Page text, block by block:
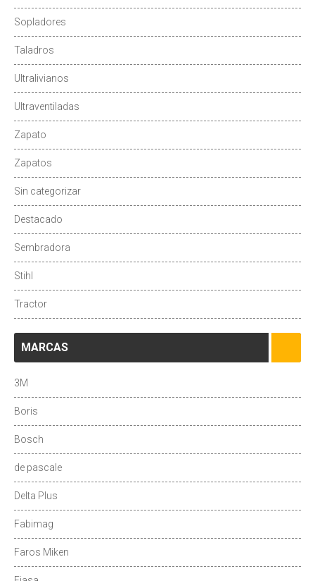
Sopladores
Taladros
Ultralivianos
Ultraventiladas
Zapato
Zapatos
Sin categorizar
Destacado
Sembradora
Stihl
Tractor
MARCAS
3M
Boris
Bosch
de pascale
Delta Plus
Fabimag
Faros Miken